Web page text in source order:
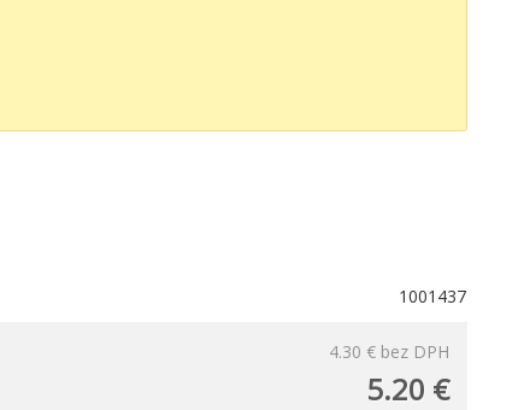
1001437
4.30 € bez DPH
5.20 €